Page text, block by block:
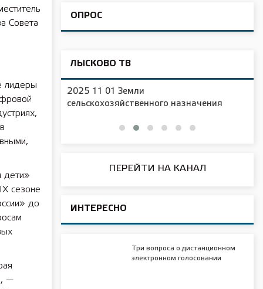
Совета
лидеры
дети»
сезоне
до
—
ОПРОС
ЛЫСКОВО ТВ
2025 11 01 Новая образовательная
площадка в д/с №16
ПЕРЕЙТИ НА КАНАЛ
ИНТЕРЕСНО
Три вопроса о дистанционном
электронном голосовании